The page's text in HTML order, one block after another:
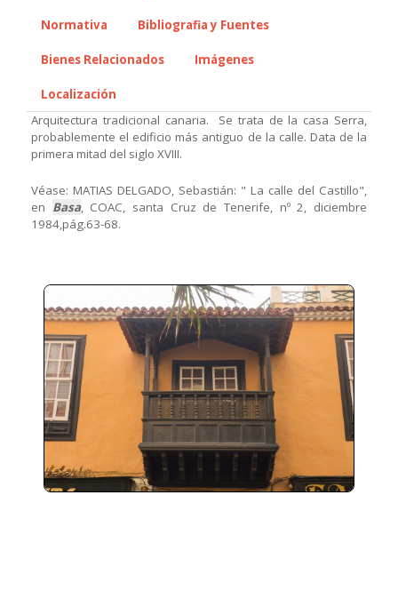
Normativa Bibliografia y Fuentes
Bienes Relacionados Imágenes
Localización
Arquitectura tradicional canaria. Se trata de la casa Serra,
probablemente el edificio más antiguo de la calle. Data de la
primera mitad del siglo XVIII.
Véase: MATIAS DELGADO, Sebastián: " La calle del Castillo",
en Basa, COAC, santa Cruz de Tenerife, nº 2, diciembre
1984,pág.63-68.